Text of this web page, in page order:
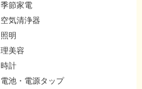
季節家電
空気清浄器
照明
理美容
時計
電池・電源タップ